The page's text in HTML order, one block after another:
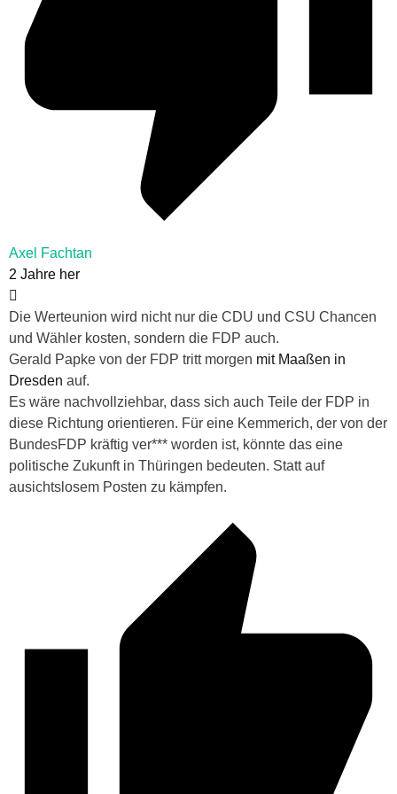
Axel Fachtan
2 Jahre her
Die Werteunion wird nicht nur die CDU und CSU Chancen
und Wähler kosten, sondern die FDP auch.
Gerald Papke von der FDP tritt morgen mit Maaßen in
Dresden auf.
Es wäre nachvollziehbar, dass sich auch Teile der FDP in
diese Richtung orientieren. Für eine Kemmerich, der von der
BundesFDP kräftig ver*** worden ist, könnte das eine
politische Zukunft in Thüringen bedeuten. Statt auf
ausichtslosem Posten zu kämpfen.